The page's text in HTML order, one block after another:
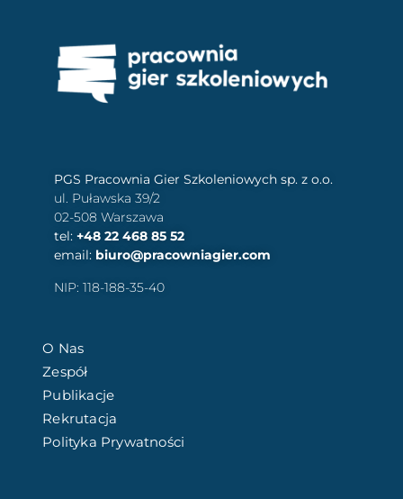
PGS Pracownia Gier Szkoleniowych sp. z o.o.
ul. Puławska 39/2
02-508 Warszawa
tel: +48 22 468 85 52
email: biuro@pracowniagier.com
NIP: 118-188-35-40
O Nas
Zespół
Publikacje
Rekrutacja
Polityka Prywatności